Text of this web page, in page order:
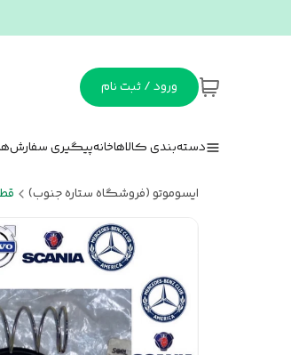
ورود / ثبت نام
دسته‌بندی کالاهاخانهپیگیری سفارش
ایسوموتو (فروشگاه ستاره جنوب)